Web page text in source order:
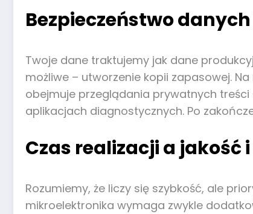
Bezpieczeństwo
Twoje dane traktujemy jak dane
możliwe – utworzenie kopii zapasowej.
obejmuje przeglądania prywatnych
aplikacjach diagnostycznych. Po
Czas realizacji a jakość
Rozumiemy, że liczy się szybkość, ale
mikroelektronika wymaga zwykle